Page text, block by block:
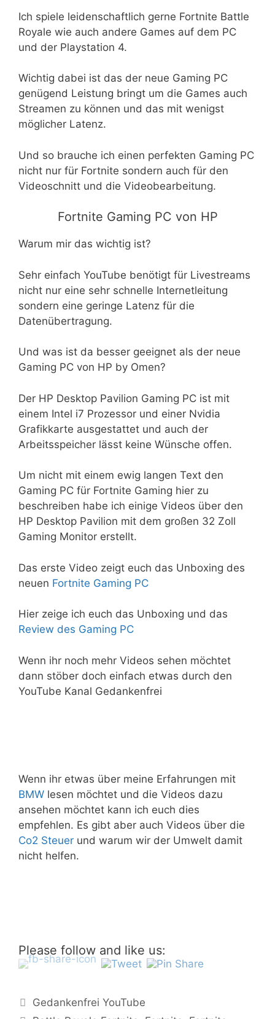
Ich spiele leidenschaftlich gerne Fortnite Battle
Royale wie auch andere Games auf dem PC
und der Playstation 4.
Wichtig dabei ist das der neue Gaming PC
genügend Leistung bringt um die Games auch
Streamen zu können und das mit wenigst
möglicher Latenz.
Und so brauche ich einen perfekten Gaming PC
nicht nur für Fortnite sondern auch für den
Videoschnitt und die Videobearbeitung.
Fortnite Gaming PC von HP
Warum mir das wichtig ist?
Sehr einfach YouTube benötigt für Livestreams
nicht nur eine sehr schnelle Internetleitung
sondern eine geringe Latenz für die
Datenübertragung.
Und was ist da besser geeignet als der neue
Gaming PC von HP by Omen?
Der HP Desktop Pavilion Gaming PC ist mit
einem Intel i7 Prozessor und einer Nvidia
Grafikkarte ausgestattet und auch der
Arbeitsspeicher lässt keine Wünsche offen.
Um nicht mit einem ewig langen Text den
Gaming PC für Fortnite Gaming hier zu
beschreiben habe ich einige Videos über den
HP Desktop Pavilion mit dem großen 32 Zoll
Gaming Monitor erstellt.
Das erste Video zeigt euch das Unboxing des
neuen Fortnite Gaming PC
Hier zeige ich euch das Unboxing und das
Review des Gaming PC
Wenn ihr noch mehr Videos sehen möchtet
dann stöber doch einfach etwas durch den
YouTube Kanal Gedankenfrei
Wenn ihr etwas über meine Erfahrungen mit
BMW lesen möchtet und die Videos dazu
ansehen möchtet kann ich euch dies
empfehlen. Es gibt aber auch Videos über die
Co2 Steuer und warum wir der Umwelt damit
nicht helfen.
Please follow and like us:
Kategorien
Gedankenfrei YouTube